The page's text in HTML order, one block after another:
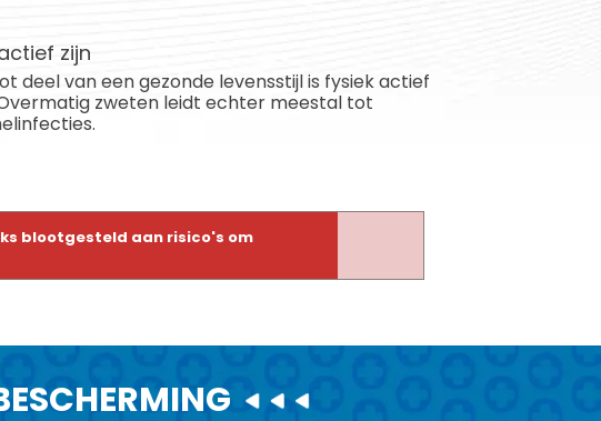
zijn
deel van een gezonde levensstijl is fysiek actief
zweten leidt echter meestal tot
blootgesteld aan risico's om